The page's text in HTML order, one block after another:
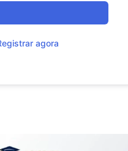
agora